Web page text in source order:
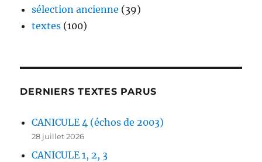
sélection ancienne (39)
textes (100)
DERNIERS TEXTES PARUS
CANICULE 4 (échos de 2003)
28 juillet 2026
CANICULE 1, 2, 3